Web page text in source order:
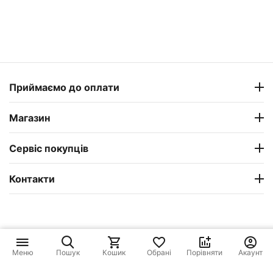
Приймаємо до оплати
Магазин
Сервіс покупців
Контакти
Меню Пошук Кошик Обрані Порівняти Акаунт